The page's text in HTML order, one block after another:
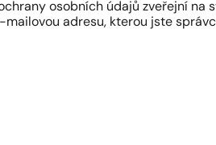
osobních údajů zveřejní na
adresu, kterou jste